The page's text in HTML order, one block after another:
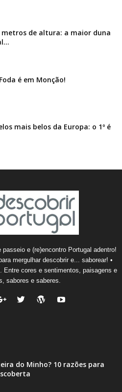
metros de altura: a maior duna
é em Monção!
mais belos da Europa: o 1º é
e (re)encontro Portugal adentro!
mergulhar descobrir e... saborear! •
Entre cores e sentimentos, paisagens e
sabores e saberes.
do Minho? 10 razões para